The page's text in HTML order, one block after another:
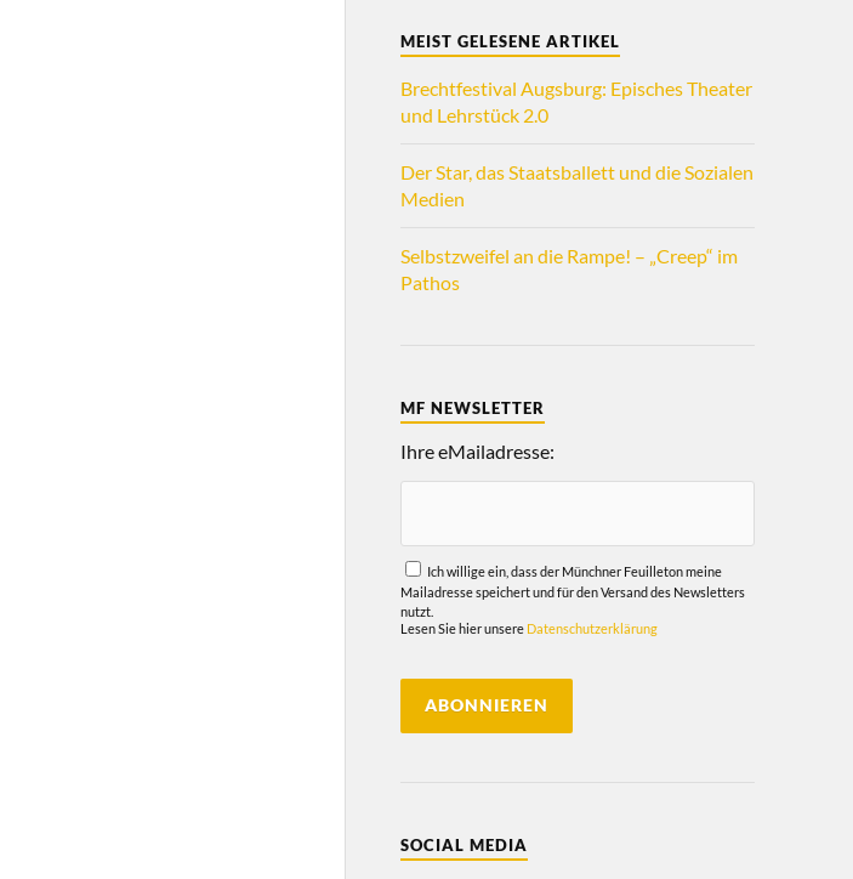
MEIST GELESENE ARTIKEL
Brechtfestival Augsburg: Episches Theater
und Lehrstück 2.0
Der Star, das Staatsballett und die Sozialen
Medien
Selbstzweifel an die Rampe! – „Creep“ im
Pathos
MF NEWSLETTER
Ihre eMailadresse:
Ich willige ein, dass der Münchner Feuilleton meine
Mailadresse speichert und für den Versand des Newsletters
nutzt.
Lesen Sie hier unsere Datenschutzerklärung
SOCIAL MEDIA